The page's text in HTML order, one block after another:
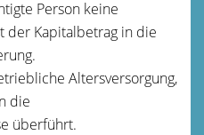
Person keine
der Kapitalbetrag in die
Altersversorgung,
die
überführt.